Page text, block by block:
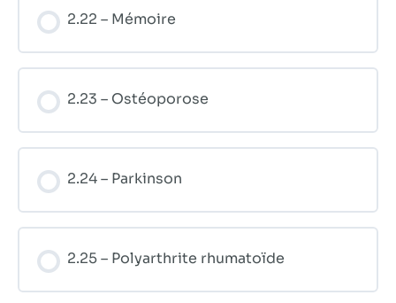
2.22 – Mémoire
2.23 – Ostéoporose
2.24 – Parkinson
2.25 – Polyarthrite rhumatoïde